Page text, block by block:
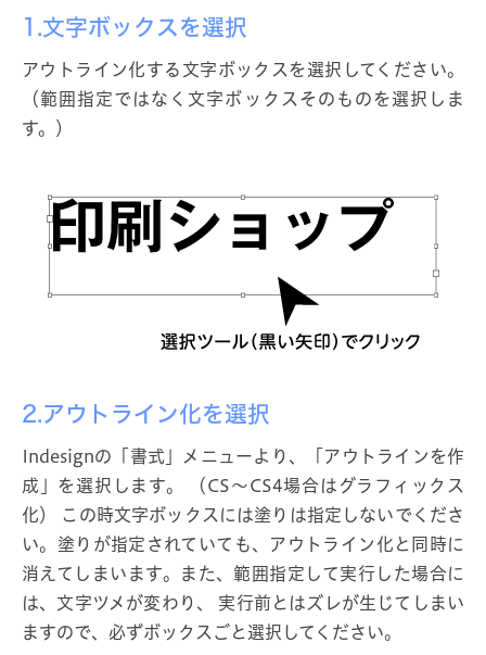
1.文字ボックスを選択
アウトライン化する文字ボックスを選択してください。
（範囲指定ではなく文字ボックスそのものを選択しま
す。）
2.アウトライン化を選択
Indesignの「書式」メニューより、「アウトラインを作
成」を選択します。 （CS〜CS4場合はグラフィックス
化） この時文字ボックスには塗りは指定しないでくださ
い。塗りが指定されていても、アウトライン化と同時に
消えてしまいます。また、範囲指定して実行した場合に
は、文字ツメが変わり、 実行前とはズレが生じてしまい
ますので、必ずボックスごと選択してください。